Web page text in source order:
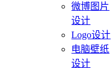
微博图片
设计
Logo设计
电脑壁纸
设计